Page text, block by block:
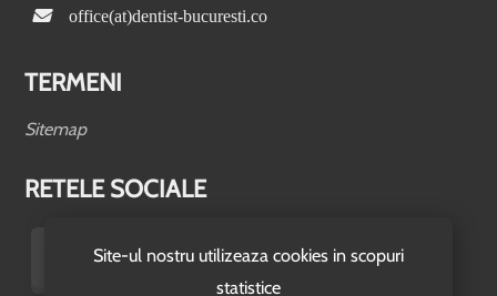
Site-ul nostru utilizeaza cookies in scopuri
statistice
office(at)dentist-bucuresti.co
TERMENI
Sitemap
RETELE SOCIALE